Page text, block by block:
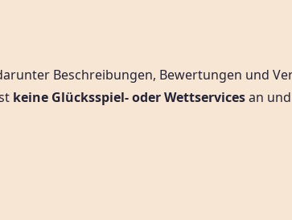
Beschreibungen, Bewertungen und
keine Glücksspiel- oder Wettservicesan